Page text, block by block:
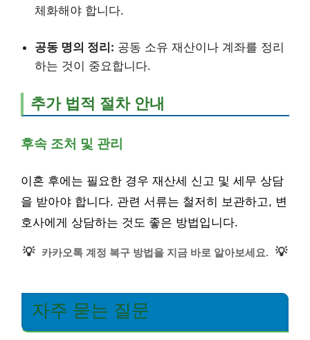
체화해야 합니다.
공동 명의 정리: 공동 소유 재산이나 계좌를 정리
하는 것이 중요합니다.
추가 법적 절차 안내
후속 조처 및 관리
이혼 후에는 필요한 경우 재산세 신고 및 세무 상담
을 받아야 합니다. 관련 서류는 철저히 보관하고, 변
호사에게 상담하는 것도 좋은 방법입니다.
💡 카카오톡 계정 복구 방법을 지금 바로 알아보세요. 💡
자주 묻는 질문